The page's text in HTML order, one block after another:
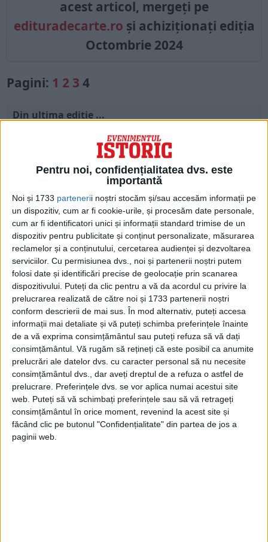
Pentru noi, confidențialitatea dvs. este
importantă
Noi și 1733 partenerii noștri stocăm și/sau accesăm informații pe
un dispozitiv, cum ar fi cookie-urile, și procesăm date personale,
cum ar fi identificatori unici și informații standard trimise de un
dispozitiv pentru publicitate și conținut personalizate, măsurarea
reclamelor și a conținutului, cercetarea audienței și dezvoltarea
serviciilor. Cu permisiunea dvs., noi și partenerii noștri putem
folosi date și identificări precise de geolocație prin scanarea
dispozitivului. Puteți da clic pentru a vă da acordul cu privire la
prelucrarea realizată de către noi și 1733 partenerii noștri
conform descrierii de mai sus. În mod alternativ, puteți accesa
informații mai detaliate și vă puteți schimba preferințele înainte
de a vă exprima consimțământul sau puteți refuza să vă dați
consimțământul. Vă rugăm să rețineți că este posibil ca anumite
prelucrări ale datelor dvs. cu caracter personal să nu necesite
consimțământul dvs., dar aveți dreptul de a refuza o astfel de
prelucrare. Preferințele dvs. se vor aplica numai acestui site
web. Puteți să vă schimbați preferințele sau să vă retrageți
consimțământul în orice moment, revenind la acest site și
făcând clic pe butonul "Confidențialitate" din partea de jos a
paginii web.
acest articol, mergeți pe
edituradecarte.ro și achiziționați ediția
Octombrie 2024
Pagini: 1 2 3 4
Din ultima ediție ...
Regina României
Carol al II-lea și acțiunile sale care au ruinat
România Mare
Afaceri oneroase care au marcat România
modernă: Strousberg și Hallier
ETICHETE:
PUBLICAT IN CATEGORIILE: OCTOMBRIE 2024
DISTRIBUIE ȘTIREA:
FACEBOOK
TWITTER
DACĂ VA PLAC MATERIALELE PUBLICATE, VA INVITĂM SĂ NE URMĂRIȚI
ȘI PE PAGINA NOASTRĂ DE FACEBOOK
RECOMANDARI PENTRU TINE
Istoria sloturilor: de la primele aparate
la sloturile online
Istoria dezvoltării cazinourilor în
România: de la saloane sociale, la era
digitală